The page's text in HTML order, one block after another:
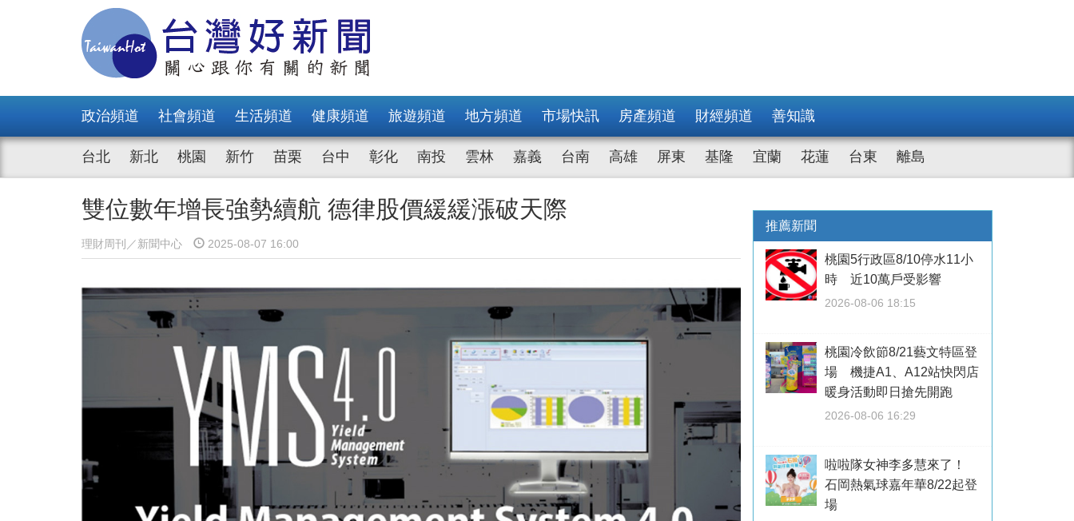
政治頻道 社會頻道 生活頻道 健康頻道 旅遊頻道 地方頻道 市場快訊 房產頻道 財經頻道 善知識
台北 新北 桃園 新竹 苗栗 台中 彰化 南投 雲林 嘉義 台南 高雄 屏東 基隆 宜蘭 花蓮 台東 離島
雙位數年增長強勢續航 德律股價緩緩漲破天際
理財周刊／新聞中心 2025-08-07 16:00
推薦新聞
桃園5行政區8/10停水11小
時 近10萬戶受影響
2026-08-06 18:15
桃園冷飲節8/21藝文特區登
場 機捷A1、A12站快閃店
暖身活動即日搶先開跑
2026-08-06 16:29
啦啦隊女神李多慧來了！
石岡熱氣球嘉年華8/22起登
場